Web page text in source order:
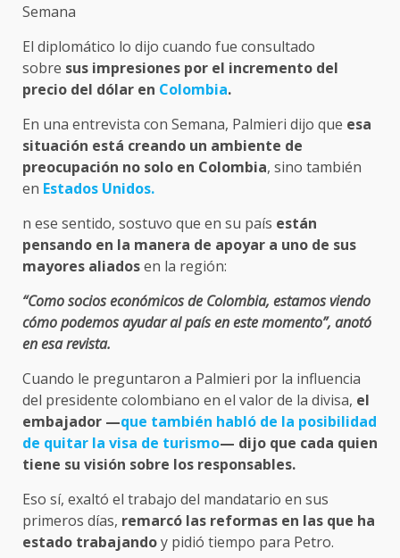
Semana
El diplomático lo dijo cuando fue consultado
sobre sus impresiones por el incremento del
precio del dólar en Colombia.
En una entrevista con Semana, Palmieri dijo que esa
situación está creando un ambiente de
preocupación no solo en Colombia, sino también
en Estados Unidos.
n ese sentido, sostuvo que en su país están
pensando en la manera de apoyar a uno de sus
mayores aliadosen la región:
“Como socios económicos de Colombia, estamos viendo
cómo podemos ayudar al país en este momento”, anotó
en esa revista.
Cuando le preguntaron a Palmieri por la influencia
del presidente colombiano en el valor de la divisa, el
embajador —que también habló de la posibilidad
de quitar la visa de turismo— dijo que cada quien
tiene su visión sobre los responsables.
Eso sí, exaltó el trabajo del mandatario en sus
primeros días, remarcó las reformas en las que ha
estado trabajandoy pidió tiempo para Petro.